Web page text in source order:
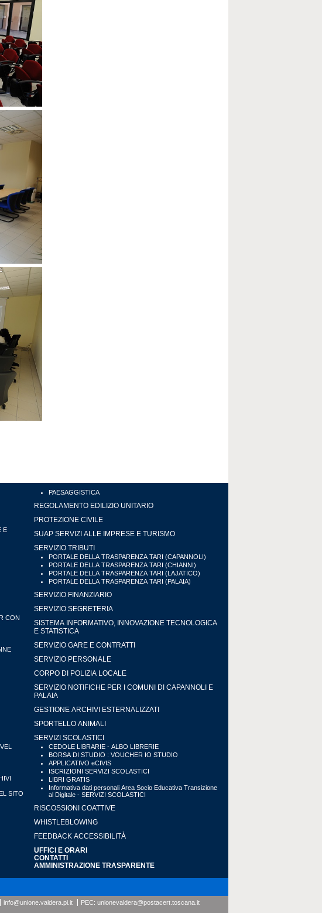
E
CON
SITO
PAESAGGISTICA
REGOLAMENTO EDILIZIO UNITARIO
PROTEZIONE CIVILE
SUAP SERVIZI ALLE IMPRESE E TURISMO
SERVIZIO TRIBUTI
PORTALE DELLA TRASPARENZA TARI (CAPANNOLI)
PORTALE DELLA TRASPARENZA TARI (CHIANNI)
PORTALE DELLA TRASPARENZA TARI (LAJATICO)
PORTALE DELLA TRASPARENZA TARI (PALAIA)
SERVIZIO FINANZIARIO
SERVIZIO SEGRETERIA
SISTEMA INFORMATIVO, INNOVAZIONE TECNOLOGICA
E STATISTICA
SERVIZIO GARE E CONTRATTI
SERVIZIO PERSONALE
CORPO DI POLIZIA LOCALE
SERVIZIO NOTIFICHE PER I COMUNI DI CAPANNOLI E
PALAIA
GESTIONE ARCHIVI ESTERNALIZZATI
SPORTELLO ANIMALI
SERVIZI SCOLASTICI
CEDOLE LIBRARIE - ALBO LIBRERIE
BORSA DI STUDIO : VOUCHER IO STUDIO
APPLICATIVO eCIVIS
ISCRIZIONI SERVIZI SCOLASTICI
LIBRI GRATIS
Informativa dati personali Area Socio Educativa Transizione
al Digitale - SERVIZI SCOLASTICI
RISCOSSIONI COATTIVE
WHISTLEBLOWING
FEEDBACK ACCESSIBILITÀ
UFFICI E ORARI
CONTATTI
AMMINISTRAZIONE TRASPARENTE
info@unione.valdera.pi.it PEC: unionevaldera@postacert.toscana.it